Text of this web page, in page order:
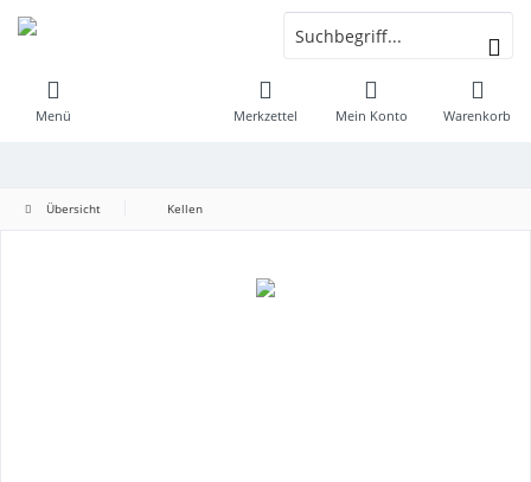
Menü Warenkorb
Merkzettel Mein Konto
Übersicht Kellen